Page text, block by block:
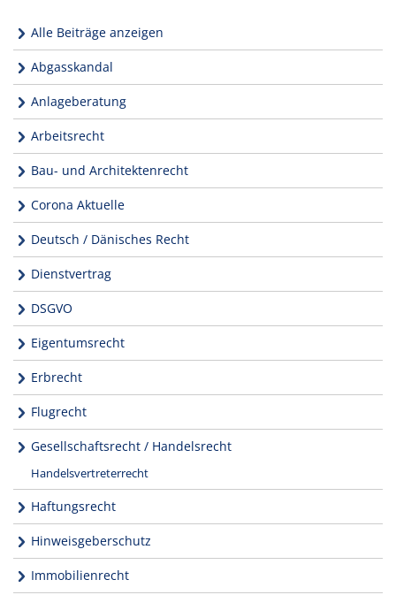
Alle Beiträge anzeigen
Abgasskandal
Anlageberatung
Arbeitsrecht
Bau- und Architektenrecht
Corona Aktuelle
Deutsch / Dänisches Recht
Dienstvertrag
DSGVO
Eigentumsrecht
Erbrecht
Flugrecht
Gesellschaftsrecht / Handelsrecht
Handelsvertreterrecht
Haftungsrecht
Hinweisgeberschutz
Immobilienrecht